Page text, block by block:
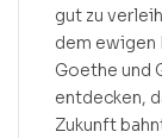
gut zu
dem ewigen
Goethe und
entdecken,
Zukunft